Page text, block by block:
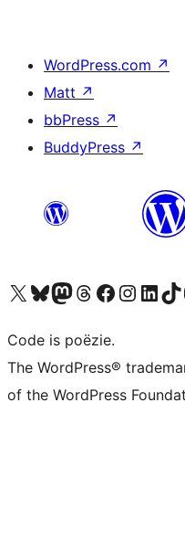
WordPress.com ↗
Matt ↗
bbPress ↗
BuddyPress ↗
Bezoek ons X (voorheen Twitter) account
Bezoek ons Bluesky account
Bezoek ons Mastodon account
Bezoek ons Threads account
Onze Facebook pagina
Bezoek ons Instagram
Bezoek ons
Bezoek
Code is poëzie.
The WordPress®
of the WordPress